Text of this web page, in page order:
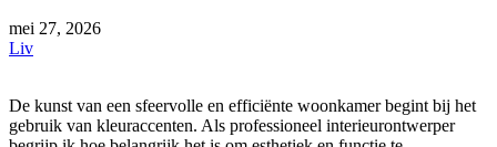
mei 27, 2026
Liv
De kunst van een sfeervolle en efficiënte woonkamer begint bij het
gebruik van kleuraccenten. Als professioneel interieurontwerper